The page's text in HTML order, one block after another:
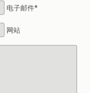
电子邮件*
网站